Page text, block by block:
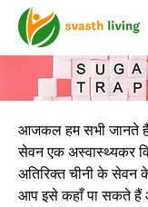
आजकल हम सभी जानते हैं
सेवन एक अस्वास्थ्यकर
अतिरिक्त चीनी के सेवन के
आप इसे कहाँ पा सकते